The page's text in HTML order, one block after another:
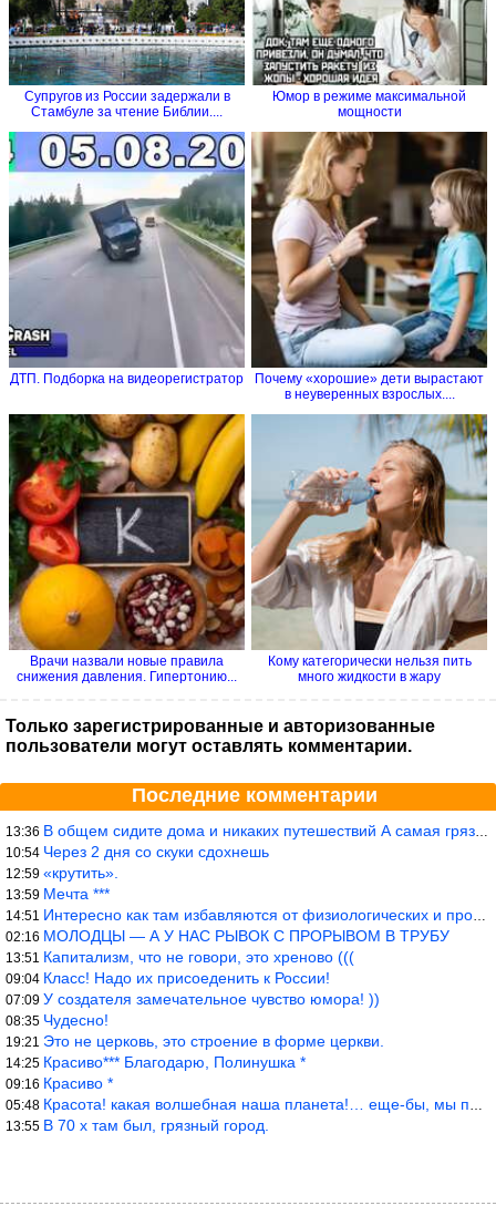
Супругов из России задержали в
Стамбуле за чтение Библии....
Юмор в режиме максимальной
мощности
ДТП. Подборка на видеорегистратор
Почему «хорошие» дети вырастают
в неуверенных взрослых....
Врачи назвали новые правила
снижения давления. Гипертонию...
Кому категорически нельзя пить
много жидкости в жару
Только зарегистрированные и авторизованные
пользователи могут оставлять комментарии.
Последние комментарии
13:36 В общем сидите дома и никаких путешествий А самая грязная в от
10:54 Через 2 дня со скуки сдохнешь
12:59 «крутить».
13:59 Мечта ***
14:51 Интересно как там избавляются от физиологических и прочих отходо
02:16 МОЛОДЦЫ — А У НАС РЫВОК С ПРОРЫВОМ В ТРУБУ
13:51 Капитализм, что не говори, это хреново (((
09:04 Класс! Надо их присоеденить к России!
07:09 У создателя замечательное чувство юмора! ))
08:35 Чудесно!
19:21 Это не церковь, это строение в форме церкви.
14:25 Красиво*** Благодарю, Полинушка *
09:16 Красиво *
05:48 Красота! какая волшебная наша планета!… еще-бы, мы понимали это…
13:55 В 70 х там был, грязный город.